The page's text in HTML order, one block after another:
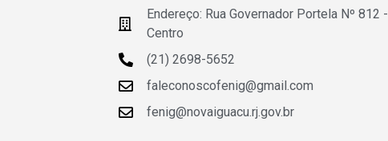
Endereço: Rua Governador Portela Nº 812 -
Centro
(21) 2698-5652
faleconoscofenig@gmail.com
fenig@novaiguacu.rj.gov.br